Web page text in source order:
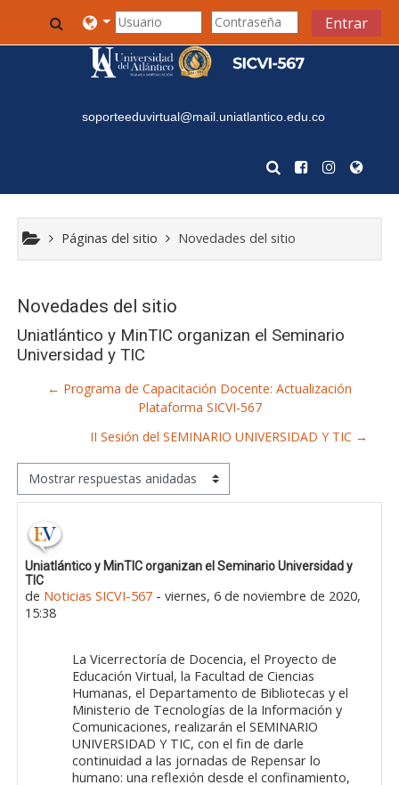
Saltar al contenido principal
Toggle search input Entrar
soporteeduvirtual@mail.uniatlantico.edu.co
Páginas del sitio Novedades del sitio
Novedades del sitio
Uniatlántico y MinTIC organizan el Seminario
Universidad y TIC
← Programa de Capacitación Docente: Actualización
Plataforma SICVI-567
II Sesión del SEMINARIO UNIVERSIDAD Y TIC →
Mostrar modo
Uniatlántico y MinTIC organizan el Seminario Universidad y
TIC
de Noticias SICVI-567 -viernes, 6 de noviembre de 2020,
15:38
Número de respuestas: 0
La Vicerrectoría de Docencia, el Proyecto de
Educación Virtual, la Facultad de Ciencias
Humanas, el Departamento de Bibliotecas y el
Ministerio de Tecnologías de la Información y
Comunicaciones, realizarán el SEMINARIO
UNIVERSIDAD Y TIC, con el fin de darle
continuidad a las jornadas de Repensar lo
humano: una reflexión desde el confinamiento,